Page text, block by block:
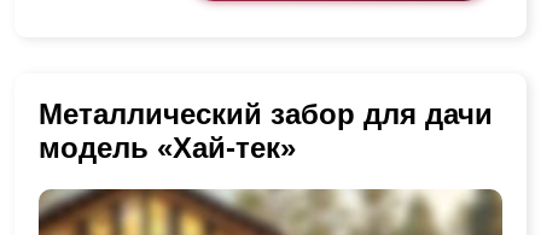
Металлический забор для дачи
модель «Хай-тек»